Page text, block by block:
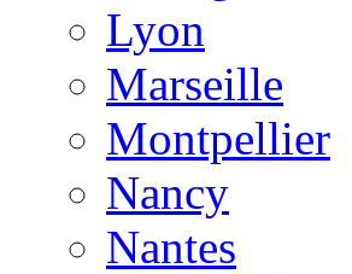
Lyon
Marseille
Montpellier
Nancy
Nantes